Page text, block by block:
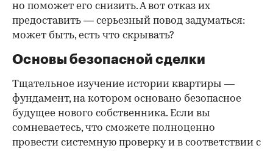
но поможет его снизить. А вот отказ их
предоставить — серьезный повод задуматься:
может быть, есть что скрывать?
Основы безопасной сделки
Тщательное изучение истории квартиры —
фундамент, на котором основано безопасное
будущее нового собственника. Если вы
сомневаетесь, что сможете полноценно
провести системную проверку и в соответствии с